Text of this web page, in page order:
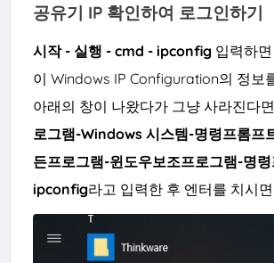
공유기 IP 확인하여 로그인하기
시작 - 실행 - cmd - ipconfig 입력하
이 Windows IP Configuration의 정보
아래의 창이 나왔다가 그냥 사라진다
로그램-Windows 시스템-명령프롬프
든프로그램-윈도우보조프로그램-명
ipconfig라고 입력한 후 엔터를 치시